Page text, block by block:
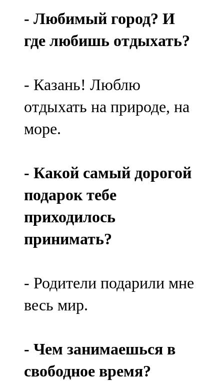
Түбән Кама
102,6 FM
107,7 FM
Чистай
103,0 FM
91,0 FM
Шәмәрдән
102,3 FM
Яңа чишмә
Яр Чаллы
105,5 FM
- Любимый город? И
где любишь отдыхать?
- Казань! Люблю
отдыхать на природе, на
море.
- Какой самый дорогой
подарок тебе
приходилось
принимать?
- Родители подарили мне
весь мир.
- Чем занимаешься в
свободное время?